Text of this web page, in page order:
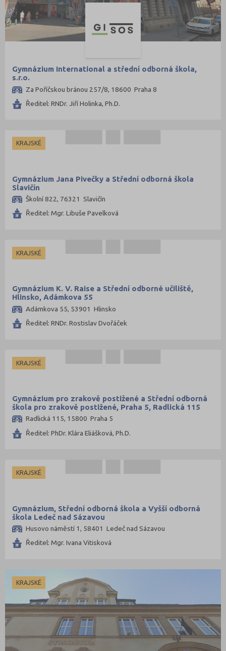
Gymnázium International a střední odborná škola,
s.r.o.
Za Poříčskou bránou 257/8, 18600 Praha 8
Ředitel: RNDr. Jiří Holinka, Ph.D.
KRAJSKÉ
Gymnázium Jana Pivečky a Střední odborná škola
Slavičín
Školní 822, 76321 Slavičín
Ředitel: Mgr. Libuše Pavelková
KRAJSKÉ
Gymnázium K. V. Raise a Střední odborné učiliště,
Hlinsko, Adámkova 55
Adámkova 55, 53901 Hlinsko
Ředitel: RNDr. Rostislav Dvořáček
KRAJSKÉ
Gymnázium pro zrakově postižené a Střední odborná
škola pro zrakově postižené, Praha 5, Radlická 115
Radlická 115, 15800 Praha 5
Ředitel: PhDr. Klára Eliášková, Ph.D.
KRAJSKÉ
Gymnázium, Střední odborná škola a Vyšší odborná
škola Ledeč nad Sázavou
Husovo náměstí 1, 58401 Ledeč nad Sázavou
Ředitel: Mgr. Ivana Vitisková
KRAJSKÉ